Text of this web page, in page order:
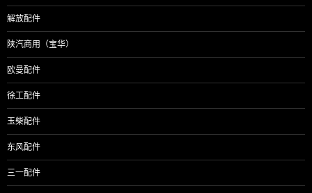
解放配件
陕汽商用（宝华）
欧曼配件
徐工配件
玉柴配件
东风配件
三一配件